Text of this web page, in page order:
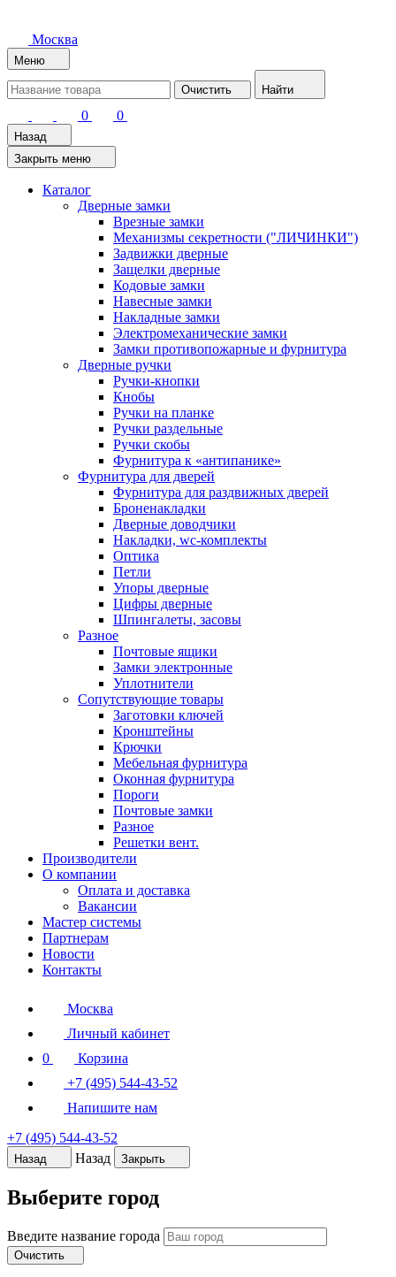
Москва
Меню
Очистить Найти
0 0
Назад
Закрыть меню
Каталог
Дверные замки
Врезные замки
Механизмы секретности ("ЛИЧИНКИ")
Задвижки дверные
Защелки дверные
Кодовые замки
Навесные замки
Накладные замки
Электромеханические замки
Замки противопожарные и фурнитура
Дверные ручки
Ручки-кнопки
Кнобы
Ручки на планке
Ручки раздельные
Ручки скобы
Фурнитура к «антипанике»
Фурнитура для дверей
Фурнитура для раздвижных дверей
Броненакладки
Дверные доводчики
Накладки, wc-комплекты
Оптика
Петли
Упоры дверные
Цифры дверные
Шпингалеты, засовы
Разное
Почтовые ящики
Замки электронные
Уплотнители
Сопутствующие товары
Заготовки ключей
Кронштейны
Крючки
Мебельная фурнитура
Оконная фурнитура
Пороги
Почтовые замки
Разное
Решетки вент.
Производители
О компании
Оплата и доставка
Вакансии
Мастер системы
Партнерам
Новости
Контакты
Москва
Личный кабинет
0
Корзина
+7 (495) 544-43-52
Напишите нам
+7 (495) 544-43-52
Назад Назад Закрыть
Выберите город
Введите название города
Очистить